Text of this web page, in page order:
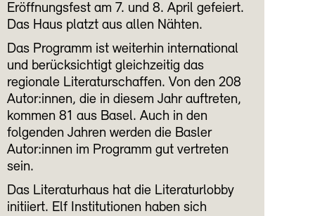
Eröffnungsfest am 7. und 8. April gefeiert.
Das Haus platzt aus allen Nähten.
Das Programm ist weiterhin international
und berücksichtigt gleichzeitig das
regionale Literaturschaffen. Von den 208
Autor:innen, die in diesem Jahr auftreten,
kommen 81 aus Basel. Auch in den
folgenden Jahren werden die Basler
Autor:innen im Programm gut vertreten
sein.
Das Literaturhaus hat die Literaturlobby
initiiert. Elf Institutionen haben sich